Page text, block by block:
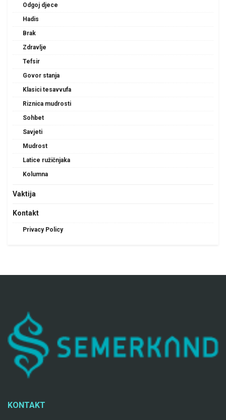
Odgoj djece
Hadis
Brak
Zdravlje
Tefsir
Govor stanja
Klasici tesavvufa
Riznica mudrosti
Sohbet
Savjeti
Mudrost
Latice ružičnjaka
Kolumna
Vaktija
Kontakt
Privacy Policy
KONTAKT